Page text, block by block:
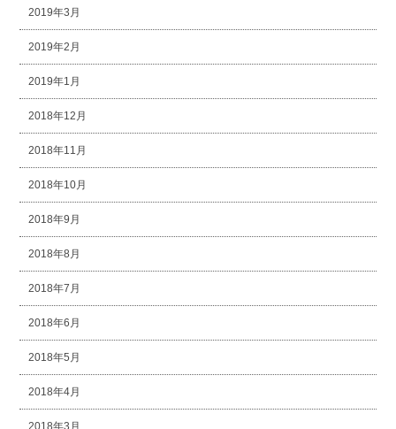
2019年3月
2019年2月
2019年1月
2018年12月
2018年11月
2018年10月
2018年9月
2018年8月
2018年7月
2018年6月
2018年5月
2018年4月
2018年3月